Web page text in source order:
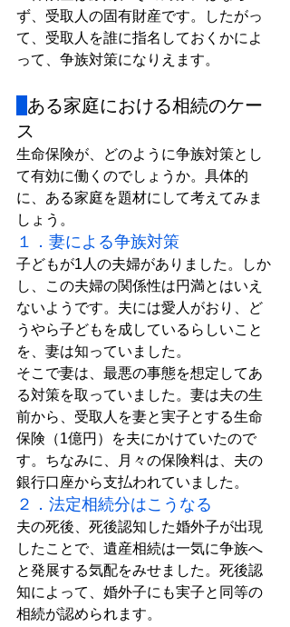
ず、受取人の固有財産です。したがっ
て、受取人を誰に指名しておくかによ
って、争族対策になりえます。
ある家庭における相続のケー
ス
生命保険が、どのように争族対策とし
て有効に働くのでしょうか。具体的
に、ある家庭を題材にして考えてみま
しょう。
１．妻による争族対策
子どもが1人の夫婦がありました。しか
し、この夫婦の関係性は円満とはいえ
ないようです。夫には愛人がおり、ど
うやら子どもを成しているらしいこと
を、妻は知っていました。
そこで妻は、最悪の事態を想定してあ
る対策を取っていました。妻は夫の生
前から、受取人を妻と実子とする生命
保険（1億円）を夫にかけていたので
す。ちなみに、月々の保険料は、夫の
銀行口座から支払われていました。
２． 法定相続分はこうなる
夫の死後、死後認知した婚外子が出現
したことで、遺産相続は一気に争族へ
と発展する気配をみせました。死後認
知によって、婚外子に も実子と同等の
相続が認められます。